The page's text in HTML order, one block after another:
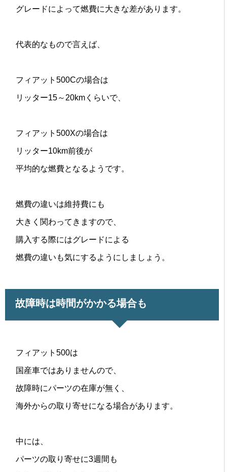
グレードによって燃費に大きな差があります。
代表的なもので言えば、
フィアット500Cの場合は
リッター15～20kmくらいで、
フィアット500Xの場合は
リッター10km前後が
平均的な燃費となるようです。
燃費の違いは維持費にも
大きく関わってきますので、
購入する際にはグレードによる
燃費の違いも気にするようにしましょう。
故障時は時間がかかる場合も
フィアット500は
国産車ではありませんので、
故障時にパーツの在庫が無く、
海外からの取り寄せになる場合があります。
中には、
パーツの取り寄せに3週間も